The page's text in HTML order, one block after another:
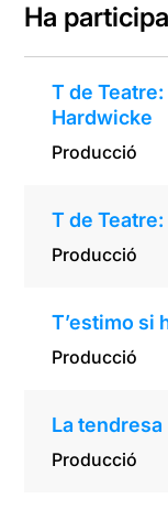
Ha
T de
Hardwicke
Producció
T de
Producció
T’estimo si
Producció
La tendresa
Producció